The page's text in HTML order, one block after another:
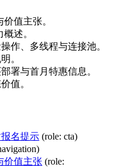
值主张。
述。
作、多线程与连接池。
。
署与首月特惠信息。
值。
名提示 (role: cta)
价值主张 (role: